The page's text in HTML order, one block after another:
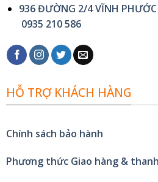
936 ĐƯỜNG 2/4 VĨNH
0935 210 586
HỖ TRỢ KHÁCH HÀNG
Chính sách bảo hành
Phương thức Giao hàng &